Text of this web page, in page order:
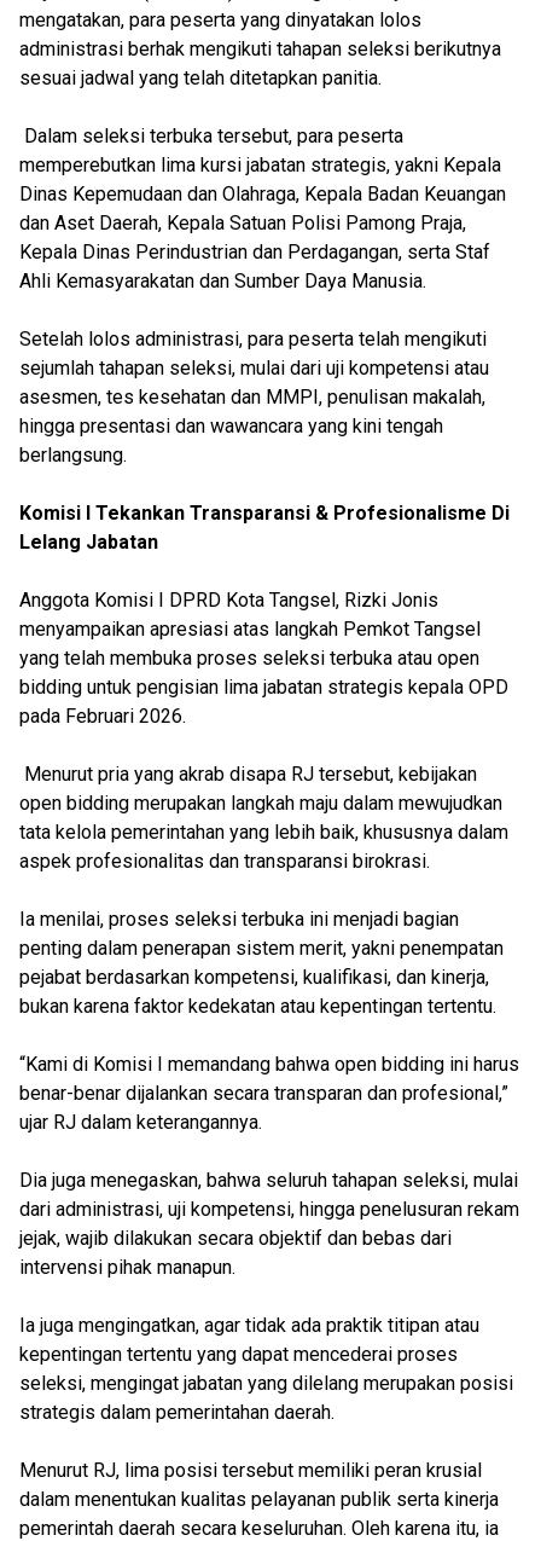
mengatakan, para peserta yang dinyatakan lolos
administrasi berhak mengikuti tahapan seleksi berikutnya
sesuai jadwal yang telah ditetapkan panitia.
Dalam seleksi terbuka tersebut, para peserta
memperebutkan lima kursi jabatan strategis, yakni Kepala
Dinas Kepemudaan dan Olahraga, Kepala Badan Keuangan
dan Aset Daerah, Kepala Satuan Polisi Pamong Praja,
Kepala Dinas Perindustrian dan Perdagangan, serta Staf
Ahli Kemasyarakatan dan Sumber Daya Manusia.
Setelah lolos administrasi, para peserta telah mengikuti
sejumlah tahapan seleksi, mulai dari uji kompetensi atau
asesmen, tes kesehatan dan MMPI, penulisan makalah,
hingga presentasi dan wawancara yang kini tengah
berlangsung.
Komisi I Tekankan Transparansi & Profesionalisme Di
Lelang Jabatan
Anggota Komisi I DPRD Kota Tangsel, Rizki Jonis
menyampaikan apresiasi atas langkah Pemkot Tangsel
yang telah membuka proses seleksi terbuka atau open
bidding untuk pengisian lima jabatan strategis kepala OPD
pada Februari 2026.
Menurut pria yang akrab disapa RJ tersebut, kebijakan
open bidding merupakan langkah maju dalam mewujudkan
tata kelola pemerintahan yang lebih baik, khususnya dalam
aspek profesionalitas dan transparansi birokrasi.
Ia menilai, proses seleksi terbuka ini menjadi bagian
penting dalam penerapan sistem merit, yakni penempatan
pejabat berdasarkan kompetensi, kualifikasi, dan kinerja,
bukan karena faktor kedekatan atau kepentingan tertentu.
“Kami di Komisi I memandang bahwa open bidding ini harus
benar-benar dijalankan secara transparan dan profesional,”
ujar RJ dalam keterangannya.
Dia juga menegaskan, bahwa seluruh tahapan seleksi, mulai
dari administrasi, uji kompetensi, hingga penelusuran rekam
jejak, wajib dilakukan secara objektif dan bebas dari
intervensi pihak manapun.
Ia juga mengingatkan, agar tidak ada praktik titipan atau
kepentingan tertentu yang dapat mencederai proses
seleksi, mengingat jabatan yang dilelang merupakan posisi
strategis dalam pemerintahan daerah.
Menurut RJ, lima posisi tersebut memiliki peran krusial
dalam menentukan kualitas pelayanan publik serta kinerja
pemerintah daerah secara keseluruhan. Oleh karena itu, ia